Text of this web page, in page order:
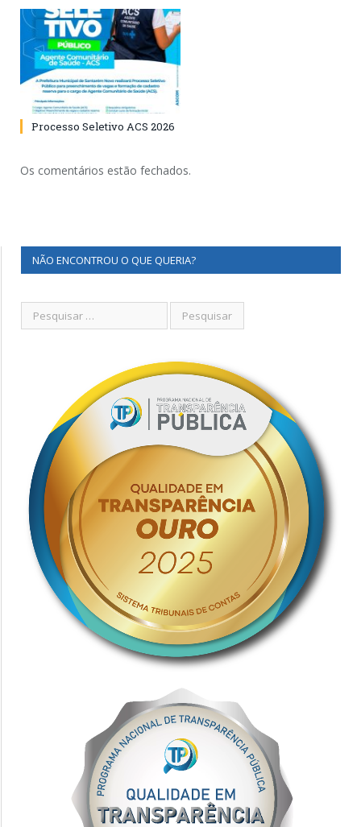
Processo Seletivo ACS 2026
Os comentários estão fechados.
NÃO ENCONTROU O QUE QUERIA?